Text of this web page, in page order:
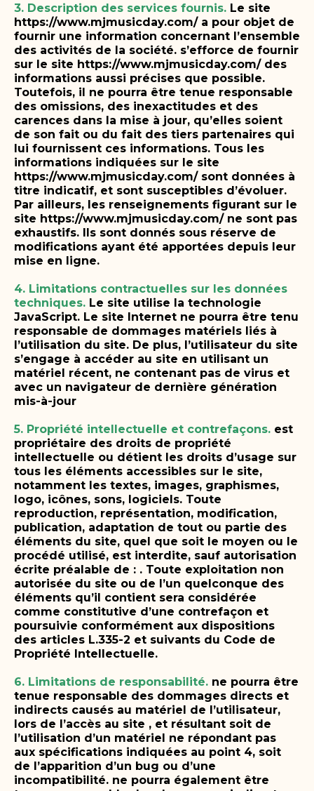
3. Description des services fournis. Le site
https://www.mjmusicday.com/ a pour objet de
fournir une information concernant l’ensemble
des activités de la société. s’efforce de fournir
sur le site https://www.mjmusicday.com/ des
informations aussi précises que possible.
Toutefois, il ne pourra être tenue responsable
des omissions, des inexactitudes et des
carences dans la mise à jour, qu’elles soient
de son fait ou du fait des tiers partenaires qui
lui fournissent ces informations. Tous les
informations indiquées sur le site
https://www.mjmusicday.com/ sont données à
titre indicatif, et sont susceptibles d’évoluer.
Par ailleurs, les renseignements figurant sur le
site https://www.mjmusicday.com/ ne sont pas
exhaustifs. Ils sont donnés sous réserve de
modifications ayant été apportées depuis leur
mise en ligne.
4. Limitations contractuelles sur les données
techniques. Le site utilise la technologie
JavaScript. Le site Internet ne pourra être tenu
responsable de dommages matériels liés à
l’utilisation du site. De plus, l’utilisateur du site
s’engage à accéder au site en utilisant un
matériel récent, ne contenant pas de virus et
avec un navigateur de dernière génération
mis-à-jour
5. Propriété intellectuelle et contrefaçons. est
propriétaire des droits de propriété
intellectuelle ou détient les droits d’usage sur
tous les éléments accessibles sur le site,
notamment les textes, images, graphismes,
logo, icônes, sons, logiciels. Toute
reproduction, représentation, modification,
publication, adaptation de tout ou partie des
éléments du site, quel que soit le moyen ou le
procédé utilisé, est interdite, sauf autorisation
écrite préalable de : . Toute exploitation non
autorisée du site ou de l’un quelconque des
éléments qu’il contient sera considérée
comme constitutive d’une contrefaçon et
poursuivie conformément aux dispositions
des articles L.335-2 et suivants du Code de
Propriété Intellectuelle.
6. Limitations de responsabilité. ne pourra être
tenue responsable des dommages directs et
indirects causés au matériel de l’utilisateur,
lors de l’accès au site , et résultant soit de
l’utilisation d’un matériel ne répondant pas
aux spécifications indiquées au point 4, soit
de l’apparition d’un bug ou d’une
incompatibilité. ne pourra également être